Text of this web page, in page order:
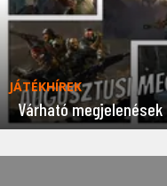
JÁTÉKHÍREK
Várható